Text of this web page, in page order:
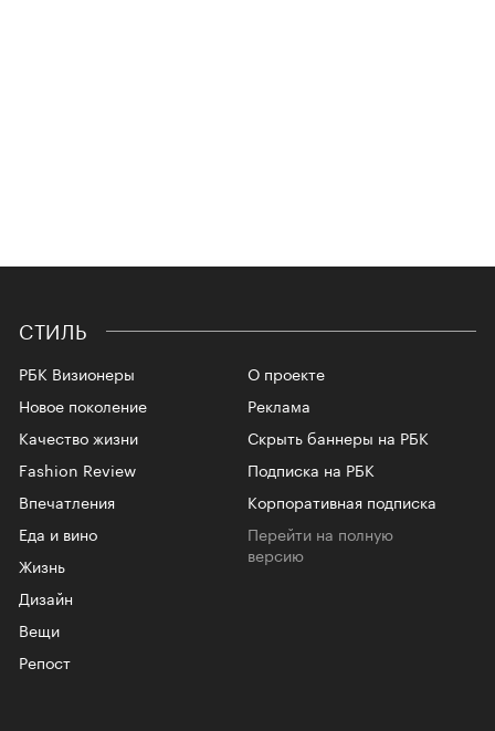
СТИЛЬ
РБК Визионеры
Новое поколение
Качество жизни
Fashion Review
Впечатления
Еда и вино
Жизнь
Дизайн
Вещи
Репост
О проекте
Реклама
Скрыть баннеры на РБК
Подписка на РБК
Корпоративная подписка
Перейти на полную
версию